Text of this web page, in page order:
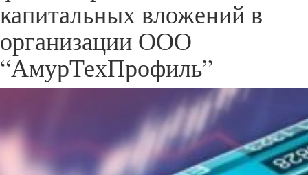
капитальных вложений в
организации ООО
“АмурТехПрофиль”